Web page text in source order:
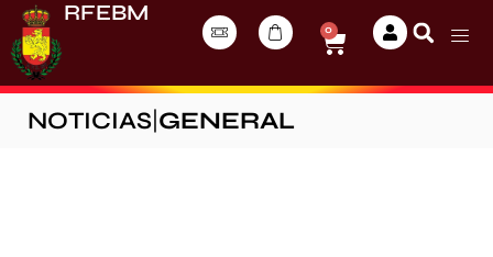
RFEBM
0
NOTICIAS GENERAL